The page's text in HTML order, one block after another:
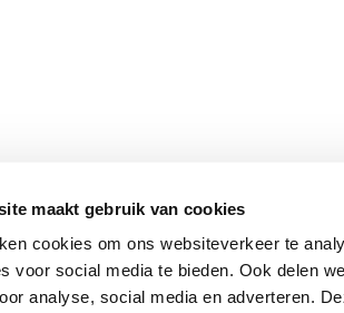
maakt gebruik van cookies
cookies om ons websiteverkeer te
voor social media te bieden. Ook delen
analyse, social media en adverteren.